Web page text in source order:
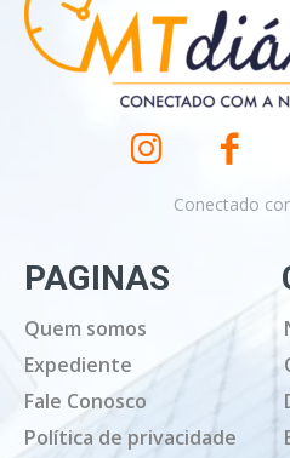
Conectado
PAGINAS
Quem somos
Expediente
Fale Conosco
Política de privacidade